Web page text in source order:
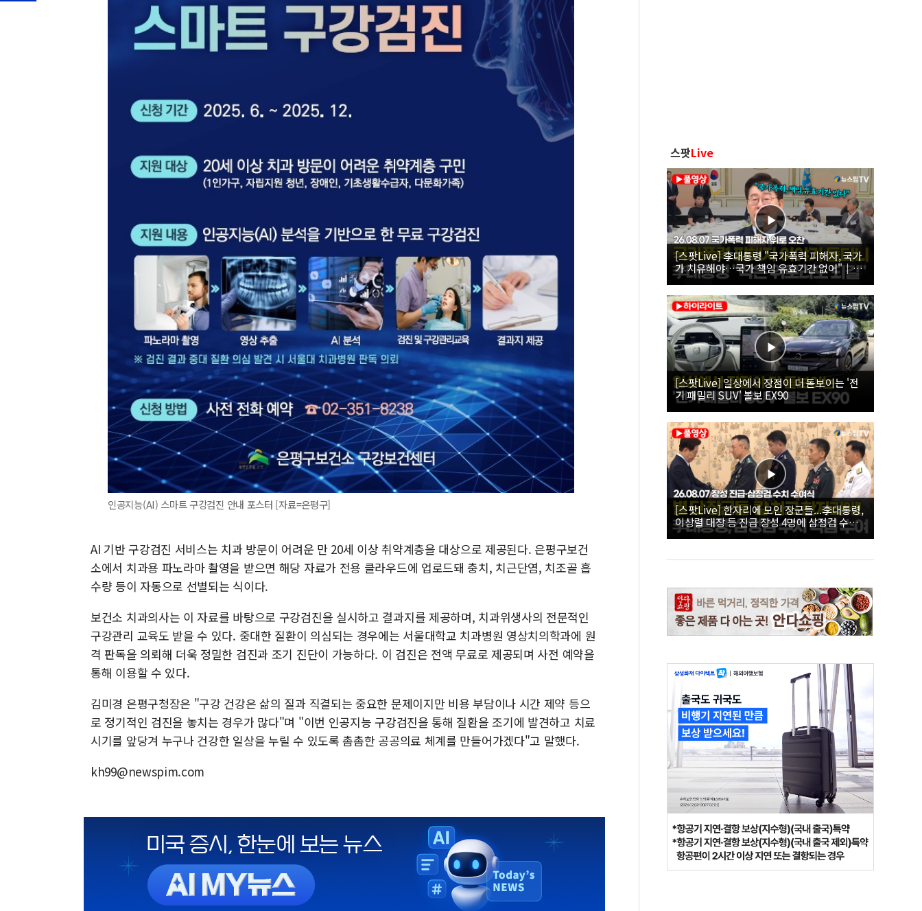
인공지능(AI) 스마트 구강검진 안내 포스터 [자료=은평구]
AI 기반 구강검진 서비스는 치과 방문이 어려운 만 20세 이상 취약계층을 대상으로 제공된다. 은평구보건
소에서 치과용 파노라마 촬영을 받으면 해당 자료가 전용 클라우드에 업로드돼 충치, 치근단염, 치조골 흡
수량 등이 자동으로 선별되는 식이다.
보건소 치과의사는 이 자료를 바탕으로 구강검진을 실시하고 결과지를 제공하며, 치과위생사의 전문적인
구강관리 교육도 받을 수 있다. 중대한 질환이 의심되는 경우에는 서울대학교 치과병원 영상치의학과에 원
격 판독을 의뢰해 더욱 정밀한 검진과 조기 진단이 가능하다. 이 검진은 전액 무료로 제공되며 사전 예약을
통해 이용할 수 있다.
김미경 은평구청장은 "구강 건강은 삶의 질과 직결되는 중요한 문제이지만 비용 부담이나 시간 제약 등으
로 정기적인 검진을 놓치는 경우가 많다"며 "이번 인공지능 구강검진을 통해 질환을 조기에 발견하고 치료
시기를 앞당겨 누구나 건강한 일상을 누릴 수 있도록 촘촘한 공공의료 체계를 만들어가겠다"고 말했다.
kh99@newspim.com
스팟Live
[스팟Live] 李대통령 "국가폭력 피해자, 국가
가 치유해야…국가 책임 유효기간 없어"｜
26.08.07 국가폭력 피해자 위로 오찬
[스팟Live] 일상에서 장점이 더 돋보이는 '전
기 패밀리 SUV' 볼보 EX90
[스팟Live] 한자리에 모인 장군들...李대통령,
이상렬 대장 등 진급 장성 4명에 삼정검 수치
직접 수여｜26.08.07 장성 진급·삼정검 수치